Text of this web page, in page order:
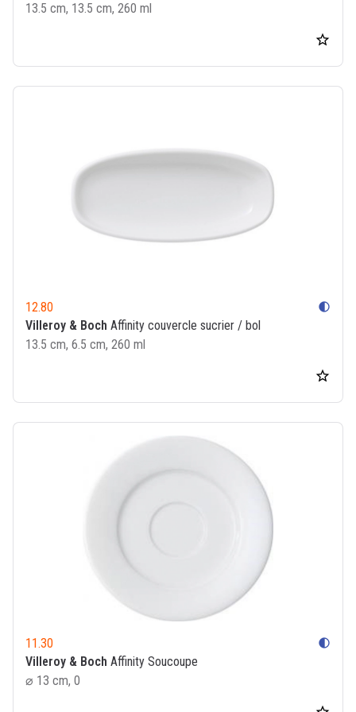
13.5 cm, 13.5 cm, 260 ml
12.80 contrast
Villeroy & Boch Affinity couvercle sucrier / bol
13.5 cm, 6.5 cm, 260 ml
11.30 contrast
Villeroy & Boch Affinity Soucoupe
⌀ 13 cm, 0